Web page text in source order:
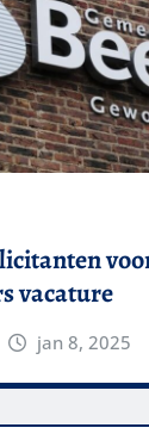
vacature
jan 8, 2025